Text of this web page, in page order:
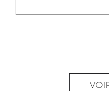
GHITA